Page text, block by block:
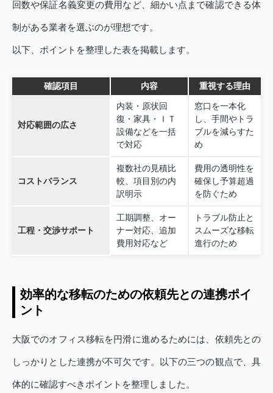
回数や保証名義変更の費用など、細かい点まで確認できる体
制がある業者を選ぶのが理想です。
以下、ポイントを整理した表を掲載します。
確認項目 内容 重視する理由
対応範囲の広さ
内装・原状回
復・家具・ＩＴ
設備などを一括
で対応
窓口を一本化
し、手間やトラ
ブルを減らすた
め
コストバランス
複数社の見積比
較、項目別の内
訳明示
費用の透明性を
確保し予算超過
を防ぐため
工程・交渉サポート
工期調整、オー
ナー対応、追加
費用対応など
トラブル防止と
スムーズな移転
進行のため
効率的な移転のための依頼先との連携ポイ
ント
大阪でのオフィス移転を円滑に進めるためには、依頼先との
しっかりとした連携が不可欠です。以下の三つの観点で、具
体的に確認すべきポイントを整理しました。